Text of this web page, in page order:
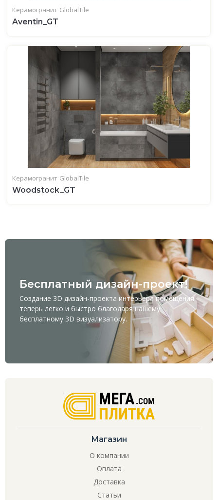
Керамогранит GlobalTile
Aventin_GT
Керамогранит GlobalTile
Woodstock_GT
Бесплатный дизайн-проект!
Создание 3D дизайн-проекта интерьера помещения
теперь легко и быстро благодаря нашему
бесплатному 3D визуализатору.
Магазин
О компании
Оплата
Доставка
Статьи